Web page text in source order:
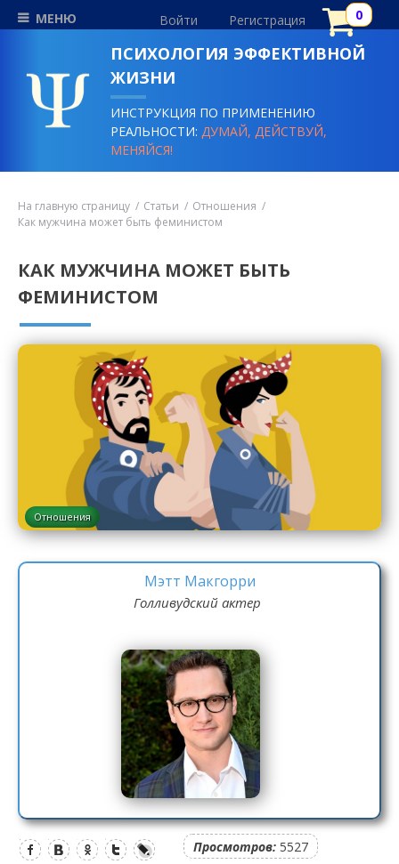
МЕНЮ Войти Регистрация
ПСИХОЛОГИЯ ЭФФЕКТИВНОЙ
ЖИЗНИ
ИНСТРУКЦИЯ ПО ПРИМЕНЕНИЮ
РЕАЛЬНОСТИ:ДУМАЙ, ДЕЙСТВУЙ,
МЕНЯЙСЯ!
На главную страницу Статьи
Отношения
Как мужчина может быть феминистом
КАК МУЖЧИНА МОЖЕТ БЫТЬ
ФЕМИНИСТОМ
Отношения
Мэтт Макгорри
Голливудский актер
Просмотров: 5527